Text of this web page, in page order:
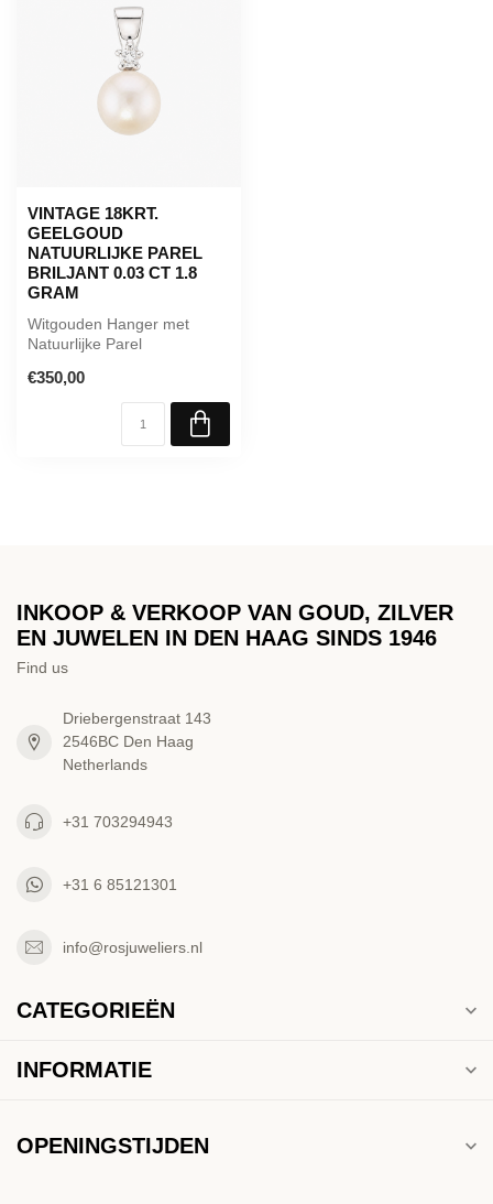
VINTAGE 18KRT.
GEELGOUD
NATUURLIJKE PAREL
BRILJANT 0.03 CT 1.8
GRAM
Witgouden Hanger met
Natuurlijke Parel
€350,00
INKOOP & VERKOOP VAN GOUD, ZILVER
EN JUWELEN IN DEN HAAG SINDS 1946
Find us
Driebergenstraat 143
2546BC Den Haag
Netherlands
+31 703294943
+31 6 85121301
info@rosjuweliers.nl
CATEGORIEËN
INFORMATIE
OPENINGSTIJDEN